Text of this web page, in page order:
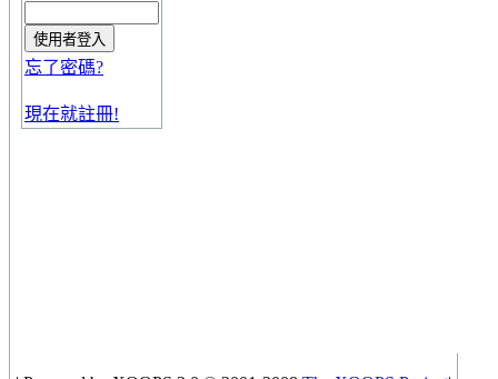
忘了密碼?
現在就註冊!